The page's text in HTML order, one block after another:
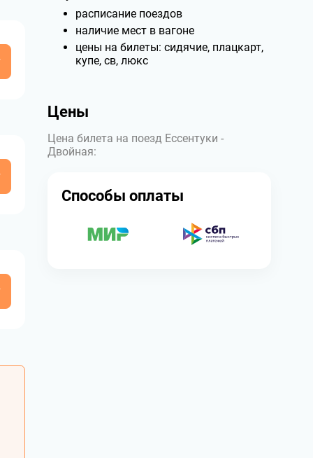
расписание поездов
наличие мест в вагоне
цены на билеты: сидячие, плацкарт,
купе, св, люкс
Цены
Цена билета на поезд Ессентуки -
Двойная:
Способы оплаты